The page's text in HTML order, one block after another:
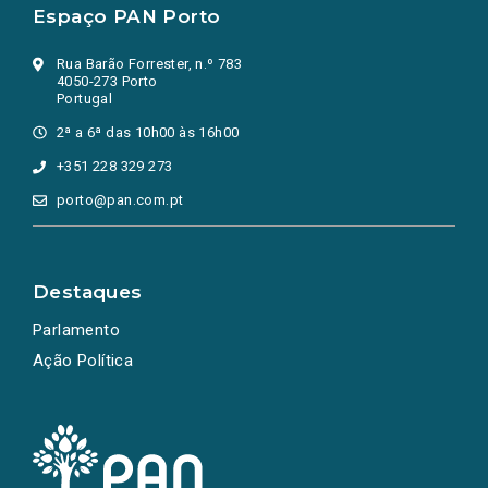
Espaço PAN Porto
Rua Barão Forrester, n.º 783
4050-273 Porto
Portugal
2ª a 6ª das 10h00 às 16h00
+351 228 329 273
porto@pan.com.pt
Destaques
Parlamento
Ação Política